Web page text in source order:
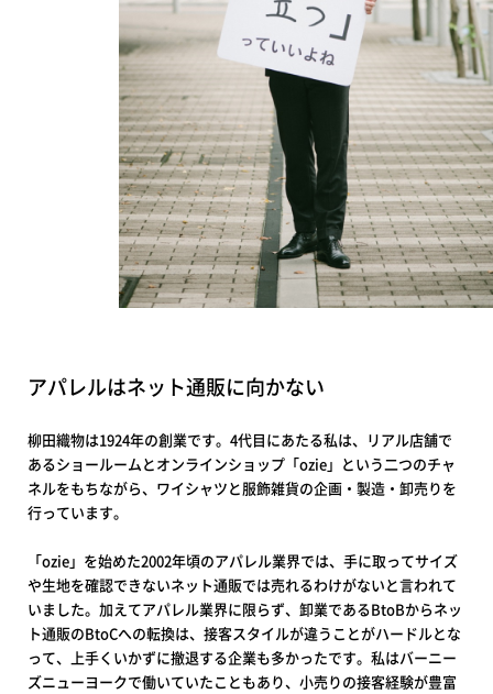
アパレルはネット通販に向かない
柳田織物は1924年の創業です。4代目にあたる私は、リアル店舗で
あるショールームとオンラインショップ「ozie」という二つのチャ
ネルをもちながら、ワイシャツと服飾雑貨の企画・製造・卸売りを
行っています。
「ozie」を始めた2002年頃のアパレル業界では、手に取ってサイズ
や生地を確認できないネット通販では売れるわけがないと言われて
いました。加えてアパレル業界に限らず、卸業であるBtoBからネッ
ト通販のBtoCへの転換は、接客スタイルが違うことがハードルとな
って、上手くいかずに撤退する企業も多かったです。私はバーニー
ズニューヨークで働いていたこともあり、小売りの接客経験が豊富